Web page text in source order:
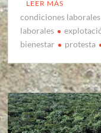
LEER MÁS
condiciones laborales
laborales
bienestar
protesta